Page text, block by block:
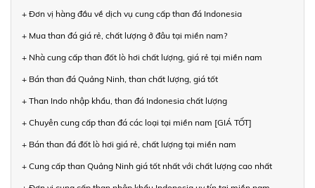
+ Đơn vị hàng đầu về dịch vụ cung cấp than đá Indonesia
+ Mua than đá giá rẻ, chất lượng ở đâu tại miền nam?
+ Nhà cung cấp than đốt lò hơi chất lượng, giá rẻ tại miền nam
+ Bán than đá Quảng Ninh, than chất lượng, giá tốt
+ Than Indo nhập khẩu, than đá Indonesia chất lượng
+ Chuyên cung cấp than đá các loại tại miền nam [GIÁ TỐT]
+ Bán than đá đốt lò hơi giá rẻ, chất lượng tại miền nam
+ Cung cấp than Quảng Ninh giá tốt nhất với chất lượng cao nhất